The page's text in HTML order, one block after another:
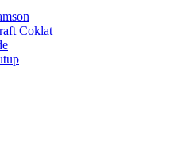
Coklat